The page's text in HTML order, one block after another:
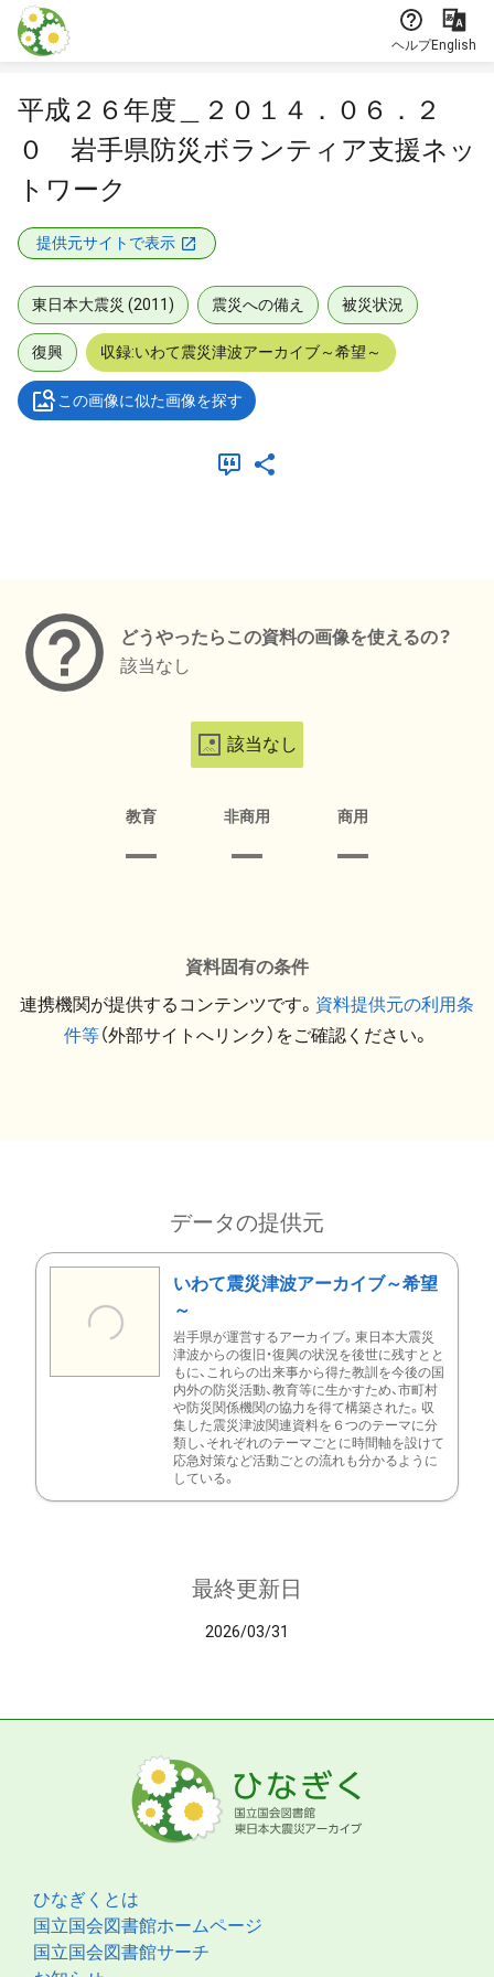
本文に飛ぶ
ヘルプEnglish
平成２６年度＿２０１４．０６．２
０ 岩手県防災ボランティア支援ネッ
トワーク
提供元サイトで表示
東日本大震災 (2011) 震災への備え 被災状況
復興 収録:いわて震災津波アーカイブ～希望～
この画像に似た画像を探す
どうやったらこの資料の画像を使えるの？
該当なし
該当なし
教育 非商用 商用
資料固有の条件
連携機関が提供するコンテンツです。 資料提供元の利用条
件等（外部サイトへリンク）をご確認ください。
データの提供元
いわて震災津波アーカイブ～希望
～
岩手県が運営するアーカイブ。東日本大震災
津波からの復旧・復興の状況を後世に残すとと
もに、これらの出来事から得た教訓を今後の国
内外の防災活動、教育等に生かすため、市町村
や防災関係機関の協力を得て構築された。収
集した震災津波関連資料を６つのテーマに分
類し、それぞれのテーマごとに時間軸を設けて
応急対策など活動ごとの流れも分かるように
している。
最終更新日
2026/03/31
ひなぎくとは
国立国会図書館ホームページ
国立国会図書館サーチ